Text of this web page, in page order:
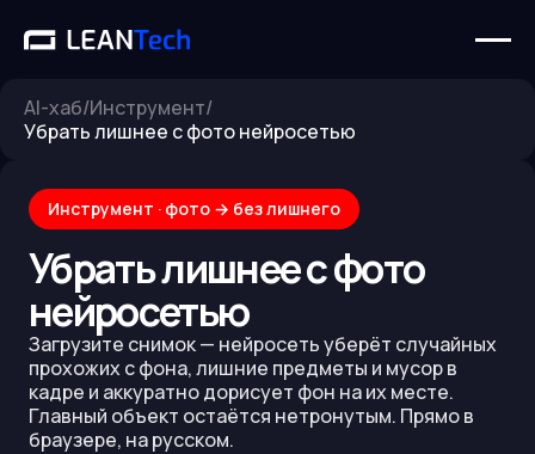
AI-хаб/Инструмент/
Убрать лишнее с фото нейросетью
Инструмент · фото → без лишнего
Убрать лишнее с фото
нейросетью
Загрузите снимок — нейросеть уберёт случайных
прохожих с фона, лишние предметы и мусор в
кадре и аккуратно дорисует фон на их месте.
Главный объект остаётся нетронутым. Прямо в
браузере, на русском.